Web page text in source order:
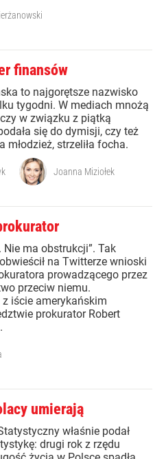
finansów
to najgorętsze nazwisko
tygodni. W mediach mnożą
w związku z piątką
się do dymisji, czy też
młodzież, strzeliła focha.
Joanna Miziołek
Nie ma obstrukcji”. Tak
na Twitterze wnioski
prowadzącego przez
przeciw niemu.
iście amerykańskim
prokurator Robert
umierają
właśnie podał
drugi rok z rzędu